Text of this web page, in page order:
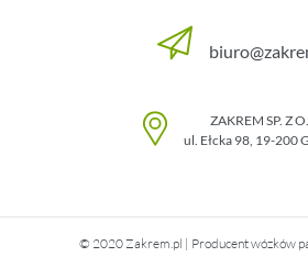
ZAKREM SP. Z
ul. Ełcka 98, 19-200
© 2020 Zakrem.pl | Producent wózków